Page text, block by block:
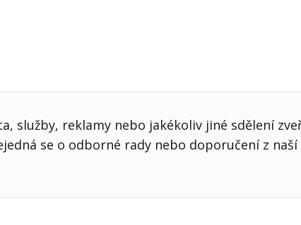
služby, reklamy nebo jakékoliv jiné sdělení
se o odborné rady nebo doporučení z